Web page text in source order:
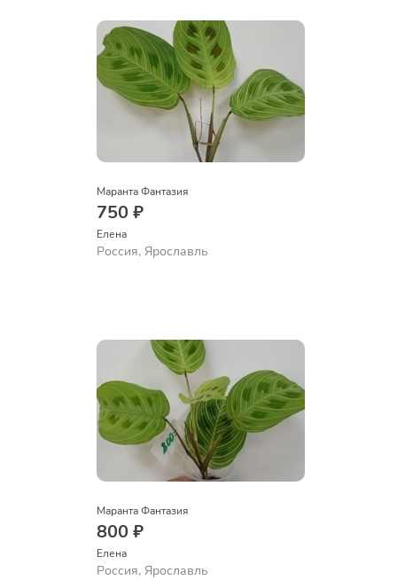
Маранта Фантазия
750 ₽
Елена
Россия, Ярославль
Маранта Фантазия
800 ₽
Елена
Россия, Ярославль